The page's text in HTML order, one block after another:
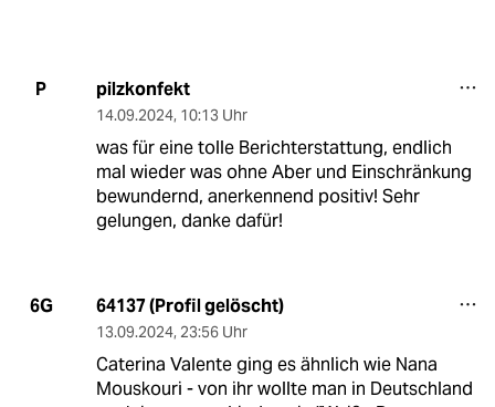
P pilzkonfekt
14.09.2024, 10:13 Uhr
was für eine tolle Berichterstattung, endlich
mal wieder was ohne Aber und Einschränkung
bewundernd, anerkennend positiv! Sehr
gelungen, danke dafür!
6G 64137 (Profil gelöscht)
13.09.2024, 23:56 Uhr
Caterina Valente ging es ähnlich wie Nana
Mouskouri - von ihr wollte man in Deutschland